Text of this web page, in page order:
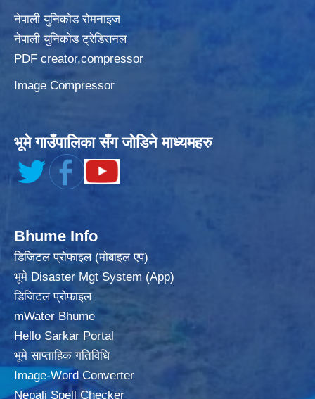
नेपाली युनिकोड रोमनाइज
नेपाली युनिकोड ट्रेडिसनल
PDF creator,compressor
Image Compressor
भूमे गाउँपालिका सँग जोडिने माध्यमहरु
Bhume Info
डिजिटल प्रोफाइल (मोबाइल एप)
भूमे Disaster Mgt System (App)
डिजिटल प्रोफाइल
mWater Bhume
Hello Sarkar Portal
भूमे साप्ताहिक गतिविधि
Image-Word Converter
Nepali Spell Checker